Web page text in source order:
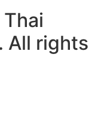
All rights